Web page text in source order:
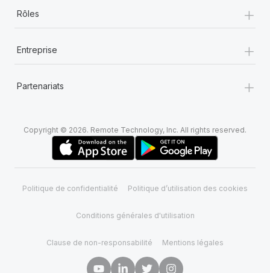
Rôles +
Entreprise +
Partenariats +
Copyright © 2026. Remote Technology, Inc. All rights reserved.
Politique de confidentialité Politique d’utilisation des cookies
Conditions générales d'utilisation
Clause de non-responsabilité Mentions légales